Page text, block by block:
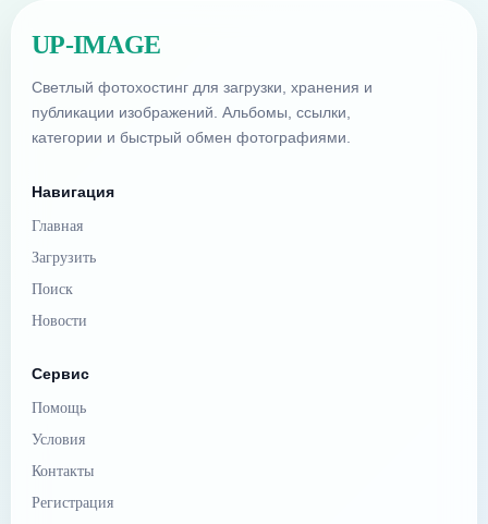
UP-IMAGE
Светлый фотохостинг для загрузки, хранения и
публикации изображений. Альбомы, ссылки,
категории и быстрый обмен фотографиями.
Навигация
Главная
Загрузить
Поиск
Новости
Сервис
Помощь
Условия
Контакты
Регистрация